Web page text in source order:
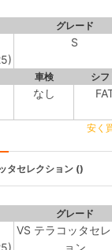
グレード
S
車検 シフ
なし
安く
タセレクション ()
グレード
VS テラコッタセ
ョン